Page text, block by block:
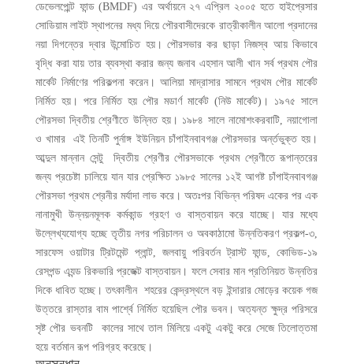
ডেভেলপ্মেন্ট ফান্ড (BMDF) এর অর্থায়নে ২৭ এপ্রিল ২০০৫ হতে হাইপ্রেসার
সোডিয়াম লাইট স্থাপনের মধ্য দিয়ে পৌরবাসীদেরকে রাত্রীকালীন আলো প্রদানের
নয়া দিগন্তের দ্বার উন্মোচিত হয়। পৌরসভার কর ছাড়া নিজস্ব আয় কিভাবে
বৃদ্ধি করা যায় তার ব্যবস্থা করার জন্য জনাব এহসান আলী খান সর্ব প্রথম পৌর
মার্কেট নির্মাণের পরিকল্পনা করেন। আলিয়া মাদ্রাসার সামনে প্রথম পৌর মার্কেট
নির্মিত হয়। পরে নির্মিত হয় পৌর মডার্ণ মার্কেট (নিউ মার্কেট)। ১৯৭৫ সালে
পৌরসভা দ্বিতীয় শ্রেণীতে উন্নিত হয়। ১৯৮৪ সালে নামোশংকরবাটি, নয়াগোলা
ও খামার এই তিনটি পুর্নাঙ্গ ইউনিয়ন চাঁপাইনবাবগঞ্জ পৌরসভার অর্ন্তভুক্ত হয়।
আব্দুল মান্নান সেন্টু দ্বিতীয় শ্রেণীর পৌরসভাকে প্রথম শ্রেণীতে রূপান্তরের
জন্য প্রচেষ্টা চালিয়ে যান যার প্রেক্ষিত ১৯৮৫ সালের ১২ই আগষ্ট চাঁপাইনবাবগঞ্জ
পৌরসভা প্রথম শ্রেনীর মর্যাদা লাভ করে। অতঃপর বিভিন্ন পরিষদ একের পর এক
নানামুখী উন্নয়নমূলক কর্মকান্ড গ্রহণ ও বাস্তবায়ন করে যাচ্ছে। যার মধ্যে
উল্লেখ্যযোগ্য হচ্ছে তৃতীয় নগর পরিচালন ও অবকাঠামো উন্নতিকরণ প্রকল্প-৩,
সারফেস ওয়াটার ট্রিটমেন্ট প্লান্ট, জলবায়ু পরিবর্তন ট্রাস্ট ফান্ড, কোভিড-১৯
রেসপন্ড এ্যন্ড রিকভারি প্রজেক্ট বাস্তবায়ন। ফলে সেবার মান প্রতিনিয়ত উন্নতির
দিকে ধাবিত হচ্ছে। তৎকালীন শহরের কেন্দ্রস্থলে বড় ইন্দারার মোড়ের কয়েক গজ
উত্তরে রাস্তার বাম পার্শ্বে নির্মিত হয়েছিল পৌর ভবন। অত্যন্ত ক্ষুদ্র পরিসরে
সৃষ্ট পৌর ভবনটি কালের সাথে তাল মিলিয়ে একটু একটু করে সেজে তিলোত্তমা
হয়ে বর্তমান রূপ পরিগ্রহ করেছে।